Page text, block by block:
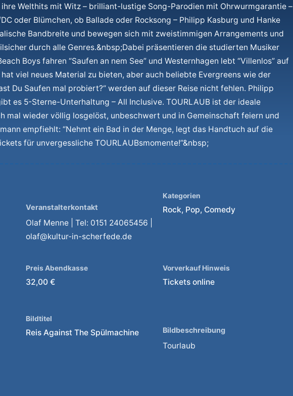
Welthits mit Witz – brilliant-lustige Song-Parodien mit Ohrwurmgarantie –
oder Blümchen, ob Ballade oder Rocksong – Philipp Kasburg und Hanke
Bandbreite und bewegen sich mit zweistimmigen Arrangements und
durch alle Genres.&nbsp;Dabei präsentieren die studierten Musiker
Boys fahren “Saufen an nem See” und Westernhagen lebt “Villenlos” auf
viel neues Material zu bieten, aber auch beliebte Evergreens wie der
Du Saufen mal probiert?“ werden auf dieser Reise nicht fehlen. Philipp
es 5-Sterne-Unterhaltung – All Inclusive. TOURLAUB ist der ideale
mal wieder völlig losgelöst, unbeschwert und in Gemeinschaft feiern und
empfiehlt: “Nehmt ein Bad in der Menge, legt das Handtuch auf die
für unvergessliche TOURLAUBsmomente!”&nbsp;
Veranstalterkontakt
Olaf Menne | Tel: 0151 24065456 |
olaf@kultur-in-scherfede.de
Kategorien
Rock, Pop, Comedy
Preis Abendkasse
32,00 €
Vorverkauf Hinweis
Tickets online
Bildtitel
Reis Against The Spülmachine Bildbeschreibung
Tourlaub